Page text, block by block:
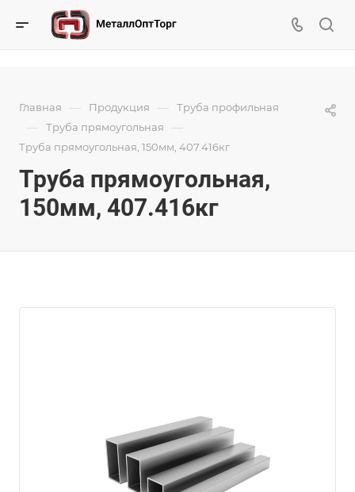
Главная — Продукция — Труба профильная
— Труба прямоугольная —
Труба прямоугольная, 150мм, 407.416кг
Труба прямоугольная,
150мм, 407.416кг